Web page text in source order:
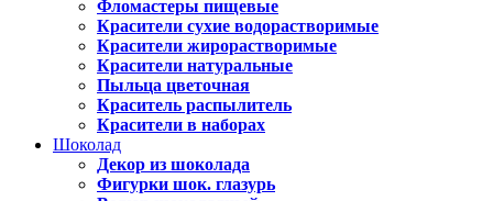
Фломастеры пищевые
Красители сухие водорастворимые
Красители жирорастворимые
Красители натуральные
Пыльца цветочная
Краситель распылитель
Красители в наборах
Шоколад
Декор из шоколада
Фигурки шок. глазурь